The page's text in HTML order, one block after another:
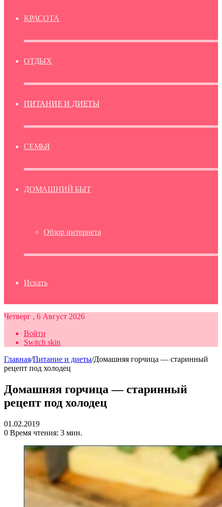
КРАСОТА
ОТДЫХ
ПИТАНИЕ И ДИЕТЫ
СЕМЬЯ
ДОМАШНИЙ БЫТ
Обзор интернета
Искать
Четверг , 6 Август 2026
Войти
Switch skin
Главная/Питание и диеты/Домашняя горчица — старинный
рецепт под холодец
Домашняя горчица — старинный
рецепт под холодец
01.02.2019
0 Время чтения: 3 мин.